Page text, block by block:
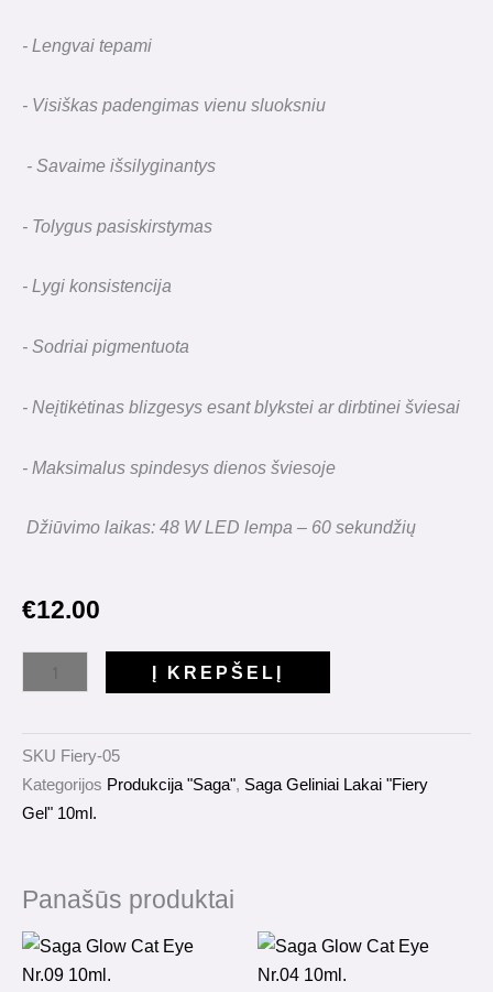
- Lengvai tepami
- Visiškas padengimas vienu sluoksniu
- Savaime išsilyginantys
- Tolygus pasiskirstymas
- Lygi konsistencija
- Sodriai pigmentuota
- Neįtikėtinas blizgesys esant blykstei ar dirbtinei šviesai
- Maksimalus spindesys dienos šviesoje
Džiūvimo laikas: 48 W LED lempa – 60 sekundžių
€12.00
kiekis:
Lakas
Saga
"Fiery
Nr.05
Į KREPŠELĮ
SKU Fiery-05
Kategorijos Produkcija "Saga", Saga Geliniai Lakai "Fiery
Gel" 10ml.
Panašūs produktai